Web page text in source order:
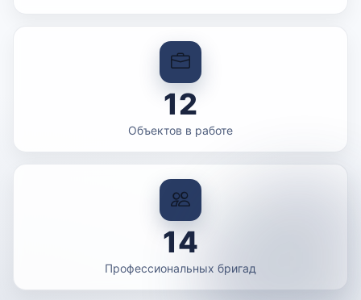
12
Объектов в работе
14
Профессиональных бригад